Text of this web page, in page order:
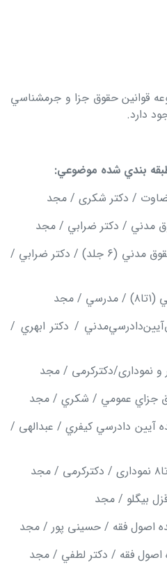
قوانين حقوق جزا و جرمشناسي
دارد.
بندي شده موضوعي:
/ دكتر شکری / مجد
هاي حقوق مدني (۶ جلد) / دكتر ضرابي /
آييندادرسيمدني / دكتر ابهري /
آيين دادرسي كيفري / عبدالهی /
اصول فقه / حسینی پور / مجد
اصول فقه / دكتر لطفي / مجد